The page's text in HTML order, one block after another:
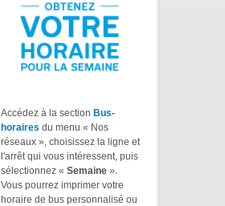
Accédez à la section Bus-
horaires du menu « Nos
réseaux », choisissez la ligne et
l'arrêt qui vous intéressent, puis
sélectionnez « Semaine ».
Vous pourrez imprimer votre
horaire de bus personnalisé ou